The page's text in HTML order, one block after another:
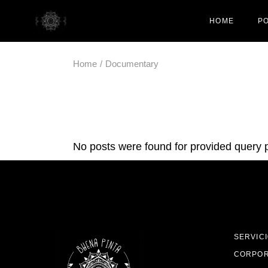
HOME
Home Documentary
No posts were found for provided query